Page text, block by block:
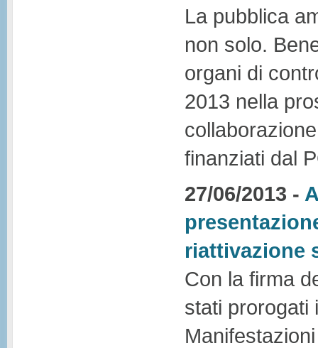
La pubblica
non solo.
organi di
2013 nella
finanziati dal
27/06/2013 -
riattivazione
Con la firma
stati prorogati